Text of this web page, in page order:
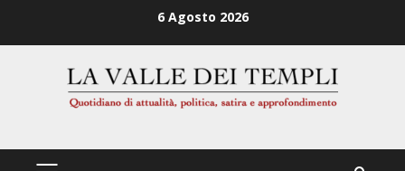
6 Agosto 2026